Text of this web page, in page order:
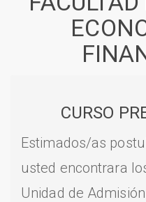
CURSO
Estimados/as
usted encontrara
Unidad de